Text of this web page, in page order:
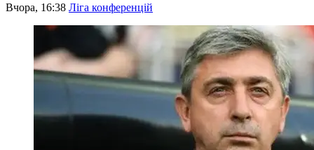
Вчора, 16:38 Ліга конференцій